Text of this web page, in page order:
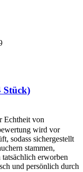
Stück)
Echtheit von
wird vor
sodass sichergestellt
stammen,
erworben
und persönlich durch